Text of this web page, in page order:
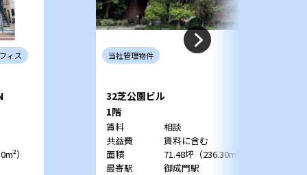
ィス
）
当社管理物件
32芝公園ビル
1階
賃料
相談
共益費
賃料に含む
面積
71.48坪（236.30m²）
最寄駅
御成門駅